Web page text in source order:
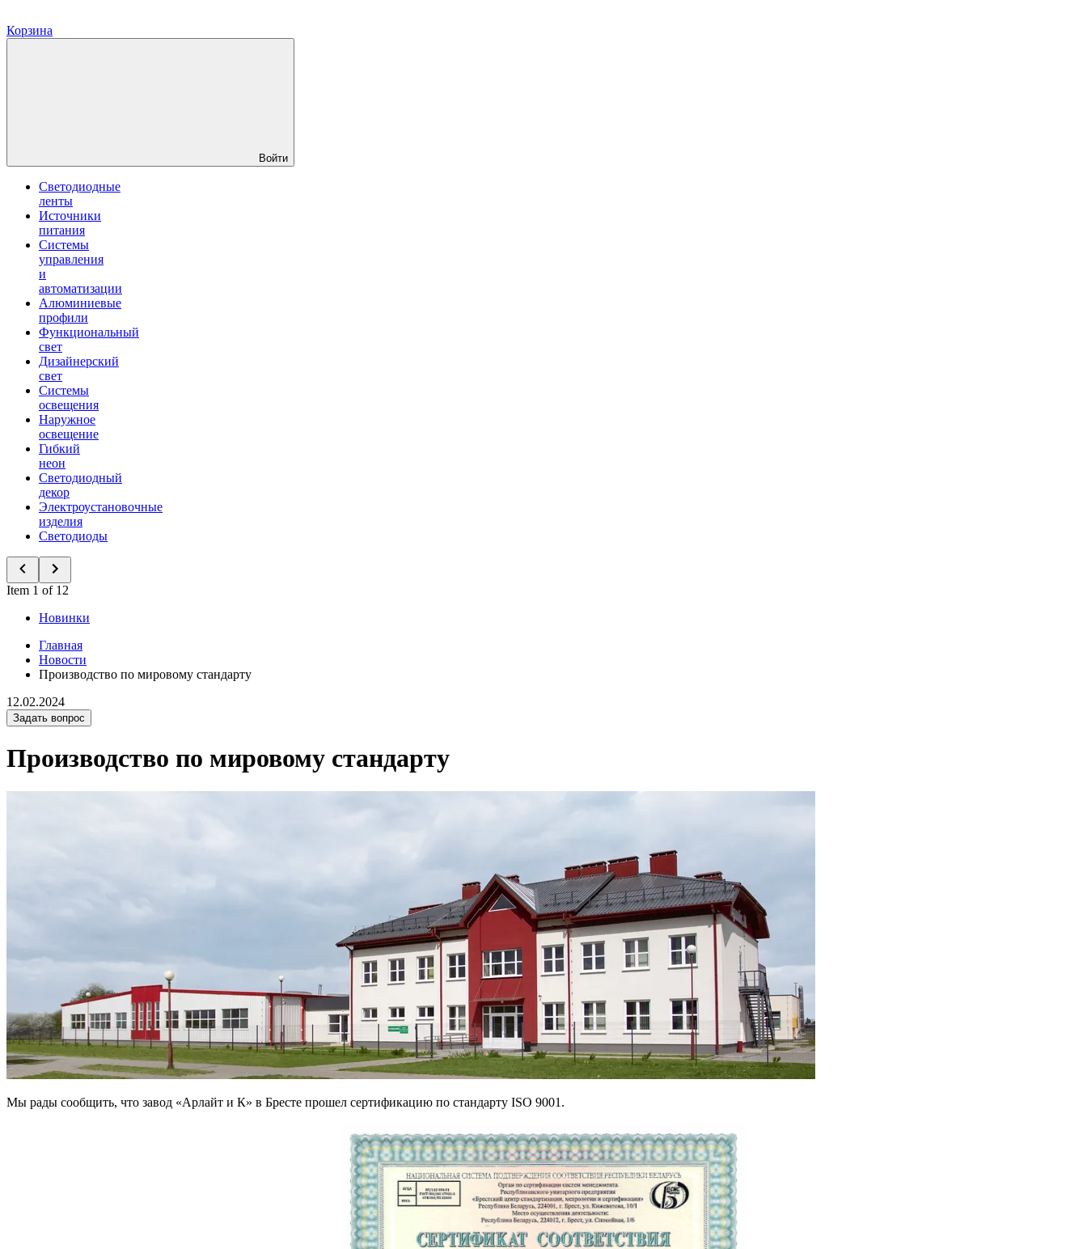
Корзина
Войти
Светодиодные
ленты
Источники
питания
Системы
управления
и
автоматизации
Алюминиевые
профили
Функциональный
свет
Дизайнерский
свет
Системы
освещения
Наружное
освещение
Гибкий
неон
Светодиодный
декор
Электроустановочные
изделия
Светодиоды
Item 1 of 12
Новинки
Главная
Новости
Производство по мировому стандарту
12.02.2024
Задать вопрос
Производство по мировому стандарту
Мы рады сообщить, что завод «Арлайт и К» в Бресте прошел сертификацию по стандарту ISO 9001.